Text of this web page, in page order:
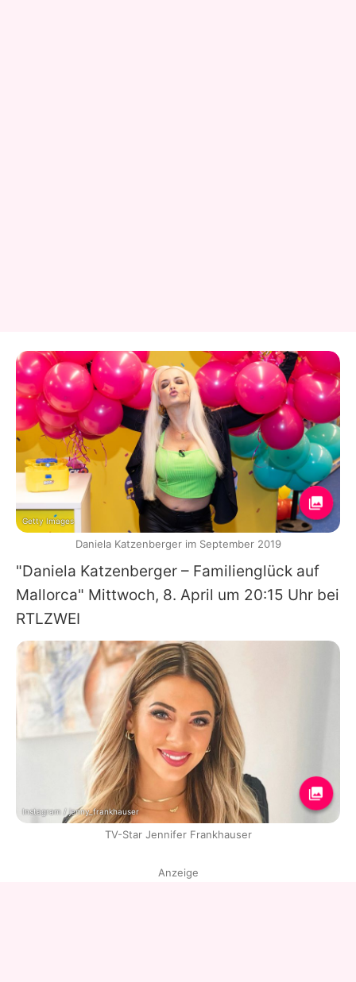
"Daniela Katzenberger – Familienglück auf
Mallorca" Mittwoch, 8. April um 20:15 Uhr bei
RTLZWEI
Getty Images
Daniela Katzenberger im September 2019
Instagram / jenny_frankhauser
TV-Star Jennifer Frankhauser
Anzeige